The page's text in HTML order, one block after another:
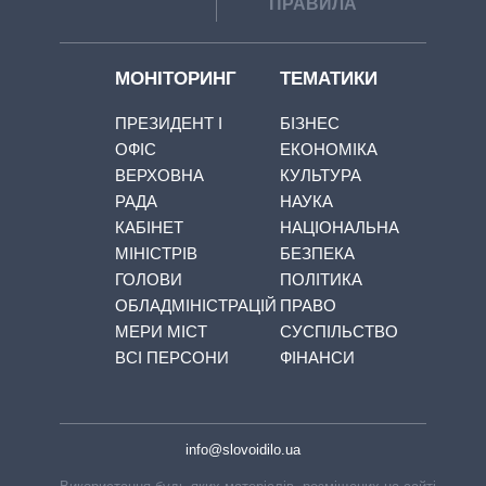
ПРАВИЛА
МОНІТОРИНГ
ПРЕЗИДЕНТ І
ОФІС
ВЕРХОВНА
РАДА
КАБІНЕТ
МІНІСТРІВ
ГОЛОВИ
ОБЛАДМІНІСТРАЦІЙ
МЕРИ МІСТ
ВСІ ПЕРСОНИ
ТЕМАТИКИ
БІЗНЕС
ЕКОНОМІКА
КУЛЬТУРА
НАУКА
НАЦІОНАЛЬНА
БЕЗПЕКА
ПОЛІТИКА
ПРАВО
СУСПІЛЬСТВО
ФІНАНСИ
info@slovoidilo.ua